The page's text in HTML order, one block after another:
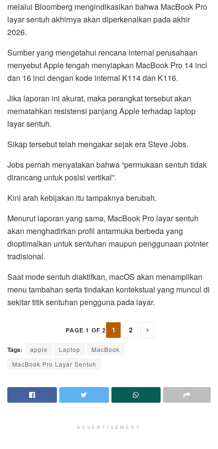
melalui Bloomberg mengindikasikan bahwa MacBook Pro
layar sentuh akhirnya akan diperkenalkan pada akhir
2026.
Sumber yang mengetahui rencana internal perusahaan
menyebut Apple tengah menyiapkan MacBook Pro 14 inci
dan 16 inci dengan kode internal K114 dan K116.
Jika laporan ini akurat, maka perangkat tersebut akan
mematahkan resistensi panjang Apple terhadap laptop
layar sentuh.
Sikap tersebut telah mengakar sejak era Steve Jobs.
Jobs pernah menyatakan bahwa “permukaan sentuh tidak
dirancang untuk posisi vertikal”.
Kini arah kebijakan itu tampaknya berubah.
Menurut laporan yang sama, MacBook Pro layar sentuh
akan menghadirkan profil antarmuka berbeda yang
dioptimalkan untuk sentuhan maupun penggunaan pointer
tradisional.
Saat mode sentuh diaktifkan, macOS akan menampilkan
menu tambahan serta tindakan kontekstual yang muncul di
sekitar titik sentuhan pengguna pada layar.
PAGE 1 OF 2 1 2
Tags: apple Laptop
MacBook
MacBook Pro Layar Sentuh
ADVERTISEMENT